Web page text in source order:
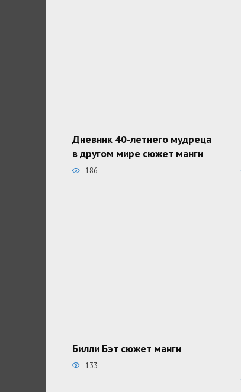
Дневник 40-летнего мудреца
в другом мире сюжет манги
186
Билли Бэт сюжет манги
133